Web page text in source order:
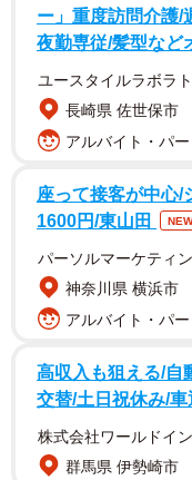
英雄、 織田信長 が長
史ある地。
世界遺産の 白川郷 （
市）、
養老の滝 （養
ち、 関の刃物 、 飛騨
ー」重度訪問介護/
夜勤専従/髪型など
ユースタイルラボラ
長崎県 佐世保市
アルバイト・パ
座って接客が中心/
1600円/東山田
NEW
パーソルマーケティ
神奈川県 横浜市
アルバイト・パ
高収入も狙える/自
交替/土日祝休み/車
株式会社ワールドイ
群馬県 伊勢崎市